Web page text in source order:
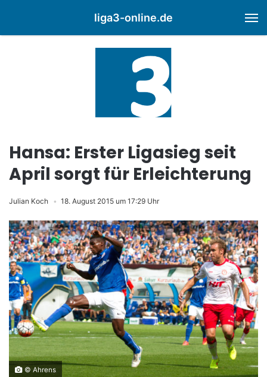
liga3-online.de
Hansa: Erster Ligasieg seit
April sorgt für Erleichterung
Julian Koch 18. August 2015 um 17:29 Uhr
© Ahrens